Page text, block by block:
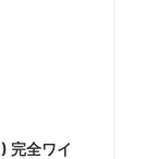
完全ワイ